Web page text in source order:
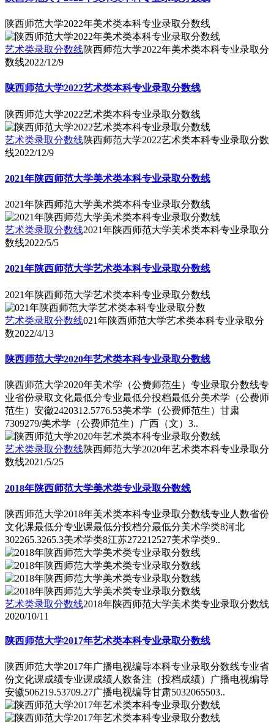
陕西师范大学2022年美术类本科专业录取分数线
艺术类录取分数线陕西师范大学2022年美术类本科专业录取分
数线2022/12/9
陕西师范大学2022艺术类本科专业录取分数线
陕西师范大学2022艺术类本科专业录取分数线
艺术类录取分数线陕西师范大学2022艺术类本科专业录取分数
线2022/12/9
2021年陕西师范大学美术类本科专业录取分数线
2021年陕西师范大学美术类本科专业录取分数线
艺术类录取分数线2021年陕西师范大学美术类本科专业录取分
数线2022/5/5
2021年陕西师范大学艺术类本科专业录取分数线
2021年陕西师范大学艺术类本科专业录取分数线
艺术类录取分数线021年陕西师范大学艺术类本科专业录取分
数2022/4/13
陕西师范大学2020年艺术类本科专业录取分数线
陕西师范大学2020年美术学（公费师范生）专业录取分数线专
业省份录取文化最低分专业最低分投档最低分美术学（公费师
范生）安徽2420312.5776.53美术学（公费师范生）甘肃
7309279/美术学（公费师范生）广西（文）3..
艺术类录取分数线陕西师范大学2020年艺术类本科专业录取分
数线2021/5/25
2018年陕西师范大学美术类专业录取分数线
陕西师范大学2018年美术类本科专业录取分数线专业人数省份
文化课最低分专业课最低分投档分最低分美术学类8河北
302265.3265.3美术学类8江苏272212527美术学类9..
艺术类录取分数线2018年陕西师范大学美术类专业录取分数线
2020/10/11
陕西师范大学2017年艺术类本科专业录取分数线
陕西师范大学2017年广播电视编导本科专业录取分数线专业省
份文化课成绩专业课成绩人数备注（投档成绩）广播电视编导
安徽506219.53709.27广播电视编导甘肃5032065503..